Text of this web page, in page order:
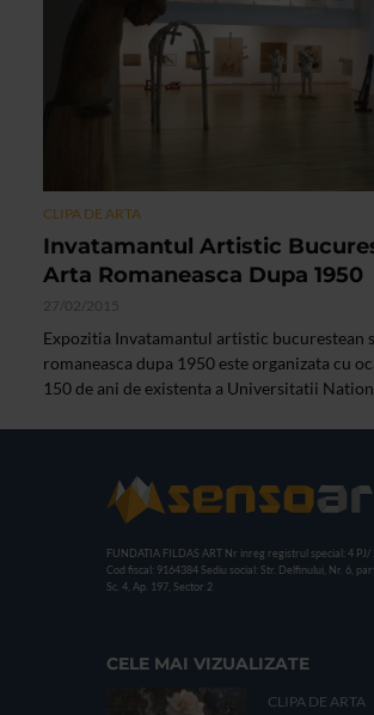
CLIPA DE ARTA
Invatamantul Artistic
Arta Romaneasca Dupa 1950
27/02/2015
Expozitia Invatamantul artistic bucurestean
romaneasca dupa 1950 este organizata cu
150 de ani de existenta a Universitatii
FUNDATIA FILDAS ART Nr inreg registrul special: 4 PJ/
Cod fiscal: 9164384 Sediu social: Str. Delfinului, Nr. 6,
Sc. 4, Ap. 197, Sector 2
CELE MAI VIZUALIZATE
CLIPA DE ARTA